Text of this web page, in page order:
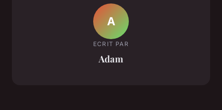
A
ECRIT PAR
Adam